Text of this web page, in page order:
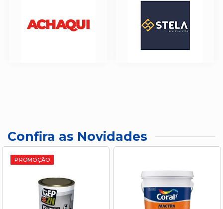
Confira as Novidades
PROMOÇÃO